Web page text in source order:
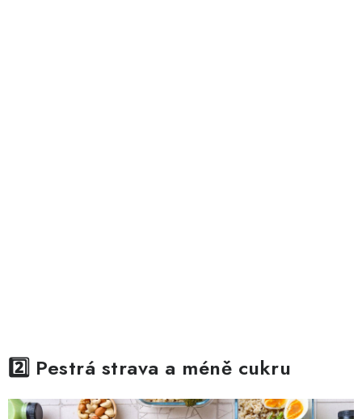
2️⃣ Pestrá strava a méně cukru